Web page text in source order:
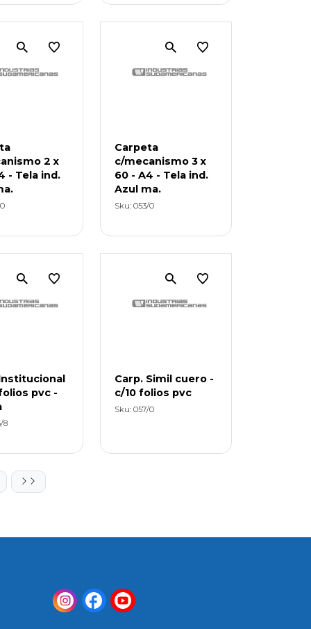
2 x
- Tela ind.
Carpeta
c/mecanismo 3 x
60 - A4 - Tela ind.
Azul ma.
Sku: 053/0
pvc -
8
Carp. Simil cuero -
c/10 folios pvc
Sku: 057/0